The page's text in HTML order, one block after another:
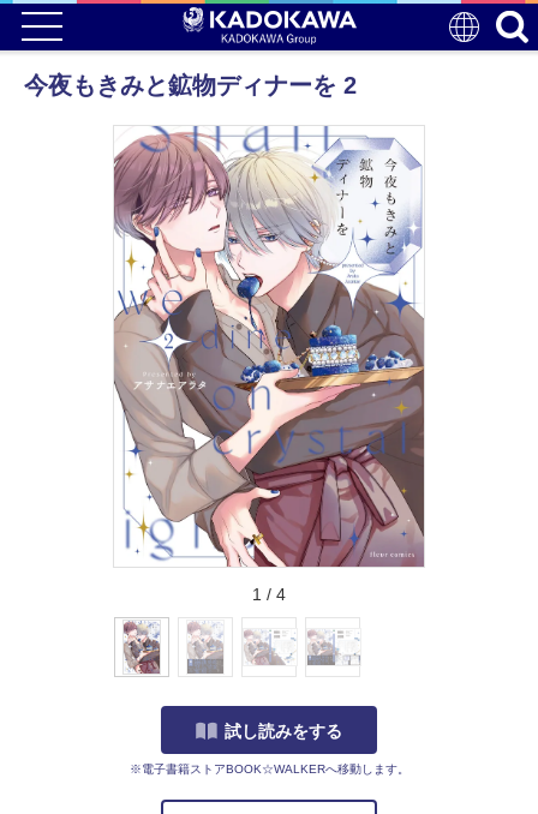
今夜もきみと鉱物ディナーを 2
1 / 4
試し読みをする
※電子書籍ストアBOOK☆WALKERへ移動します。